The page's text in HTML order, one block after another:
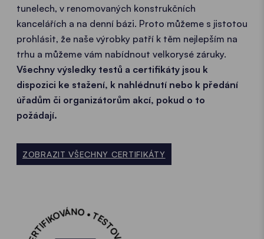
tunelech, v renomovaných konstrukčních
kancelářích a na denní bázi. Proto můžeme s jistotou
prohlásit, že naše výrobky patří k těm nejlepším na
trhu a můžeme vám nabídnout velkorysé záruky.
Všechny výsledky testů a certifikáty jsou k
dispozici ke stažení, k nahlédnutí nebo k předání
úřadům či organizátorům akcí, pokud o to
požádají.
ZOBRAZIT VŠECHNY CERTIFIKÁTY